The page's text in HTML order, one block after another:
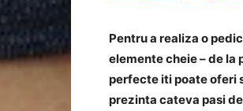
Pentru a realiza o
elemente cheie – de la
perfecte iti poate oferi
prezinta cateva pasi